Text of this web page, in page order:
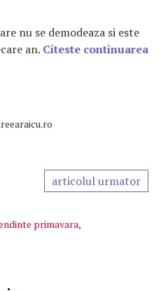
nu se demodeaza si este
an. Citeste continuarea
articolul urmator
primavara,